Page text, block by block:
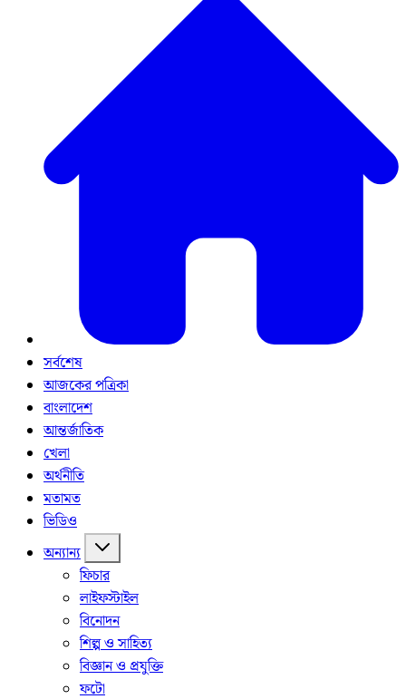
সর্বশেষ
আজকের পত্রিকা
বাংলাদেশ
আন্তর্জাতিক
খেলা
অর্থনীতি
মতামত
ভিডিও
অন্যান্য
ফিচার
লাইফস্টাইল
বিনোদন
শিল্প ও সাহিত্য
বিজ্ঞান ও প্রযুক্তি
ফটো